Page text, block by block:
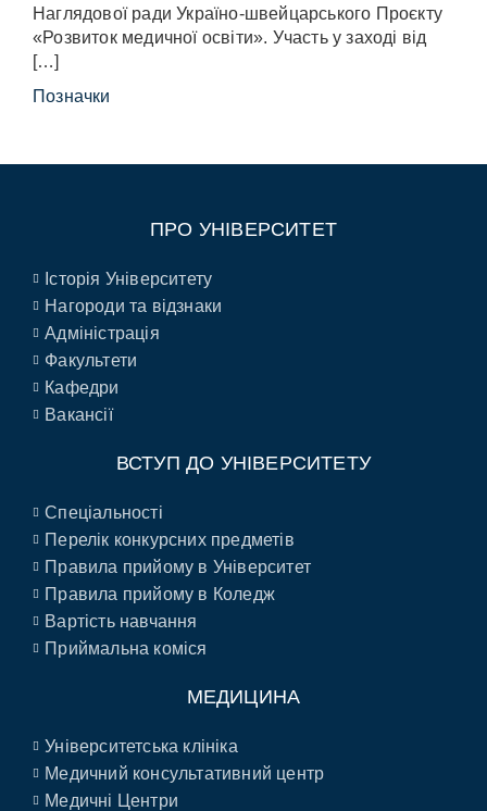
Наглядової ради Україно-швейцарського Проєкту
«Розвиток медичної освіти». Участь у заході від
[…]
Позначки
ПРО УНІВЕРСИТЕТ
Історія Університету
Нагороди та відзнаки
Адміністрація
Факультети
Кафедри
Вакансії
ВСТУП ДО УНІВЕРСИТЕТУ
Спеціальності
Перелік конкурсних предметів
Правила прийому в Університет
Правила прийому в Коледж
Вартість навчання
Приймальна коміся
МЕДИЦИНА
Університетська клініка
Медичний консультативний центр
Медичні Центри